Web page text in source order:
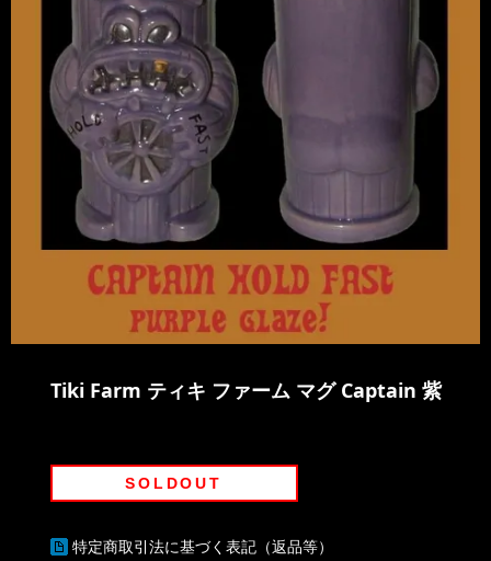
Tiki Farm ティキ ファーム マグ Captain 紫
SOLDOUT
特定商取引法に基づく表記（返品等）